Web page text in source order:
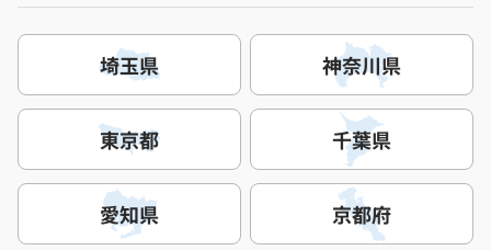
埼玉県 神奈川県
東京都 千葉県
愛知県 京都府